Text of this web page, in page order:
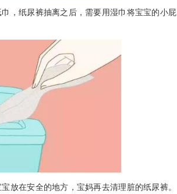
纸尿裤抽离之后，需要用湿巾将宝宝的小屁
在安全的地方，宝妈再去清理脏的纸尿裤。